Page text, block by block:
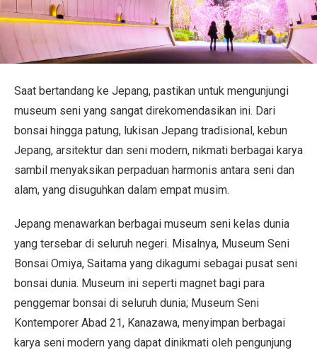
Informasi Perjalanan
Layanan ANA
Tutup
Saat bertandang ke Jepang, pastikan untuk mengunjungi
museum seni yang sangat direkomendasikan ini. Dari
bonsai hingga patung, lukisan Jepang tradisional, kebun
Jepang, arsitektur dan seni modern, nikmati berbagai karya
sambil menyaksikan perpaduan harmonis antara seni dan
alam, yang disuguhkan dalam empat musim.
Jepang menawarkan berbagai museum seni kelas dunia
yang tersebar di seluruh negeri. Misalnya, Museum Seni
Bonsai Omiya, Saitama yang dikagumi sebagai pusat seni
bonsai dunia. Museum ini seperti magnet bagi para
penggemar bonsai di seluruh dunia; Museum Seni
Kontemporer Abad 21, Kanazawa, menyimpan berbagai
karya seni modern yang dapat dinikmati oleh pengunjung